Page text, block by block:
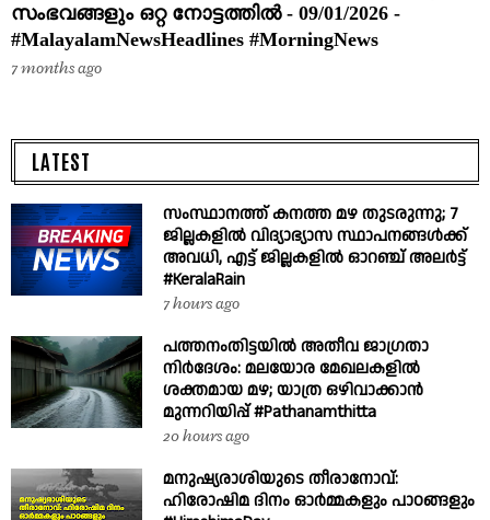
സംഭവങ്ങളും ഒറ്റ നോട്ടത്തിൽ - 09/01/2026 -
#MalayalamNewsHeadlines #MorningNews
7 months ago
LATEST
സംസ്ഥാനത്ത് കനത്ത മഴ തുടരുന്നു; 7
ജില്ലകളിൽ വിദ്യാഭ്യാസ സ്ഥാപനങ്ങൾക്ക്
അവധി, എട്ട് ജില്ലകളിൽ ഓറഞ്ച് അലർട്ട്
#KeralaRain
7 hours ago
പത്തനംതിട്ടയിൽ അതീവ ജാഗ്രതാ
നിർദേശം: മലയോര മേഖലകളിൽ
ശക്തമായ മഴ; യാത്ര ഒഴിവാക്കാൻ
മുന്നറിയിപ്പ് #Pathanamthitta
20 hours ago
മനുഷ്യരാശിയുടെ തീരാനോവ്:
ഹിരോഷിമ ദിനം ഓർമ്മകളും പാഠങ്ങളും